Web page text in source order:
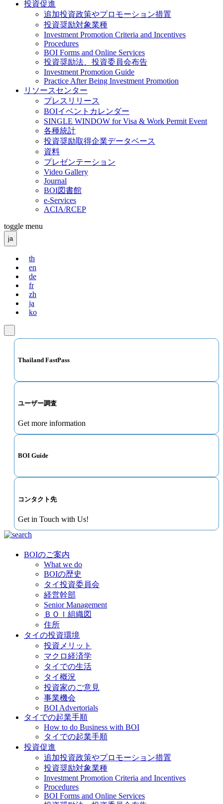
投資促進
追加投資政策やプロモーション措置
投資奨励対象業種
Investment Promotion Criteria and Incentives
Procedures
BOI Forms and Online Services
投資奨励法、投資委員会布告
Investment Promotion Guide
Practice After Being Investment Promotion
リソースセンター
プレスリリース
BOIイベントカレンダー
SINGLE WINDOW for Visa & Work Permit Event
各種統計
投資奨励取得企業データベース
資料
プレゼンテーション
Video Gallery
Journal
BOI図書館
e-Services
ACIA/RCEP
toggle menu
ja
th
en
de
fr
zh
ja
ko
Thailand FastPass
ユーザー調査
Get more information
BOI Guide
コンタクト先
Get in Touch with Us!
BOIのご案内
What we do
BOIの歴史
タイ投資委員会
経営幹部
Senior Management
ＢＯＩ組織図
住所
タイの投資環境
投資メリット
マクロ経済学
タイでの生活
タイ概況
投資家のご意見
事業機会
BOI Advertorials
タイでの起業手順
How to do Business with BOI
タイでの起業手順
投資促進
追加投資政策やプロモーション措置
投資奨励対象業種
Investment Promotion Criteria and Incentives
Procedures
BOI Forms and Online Services